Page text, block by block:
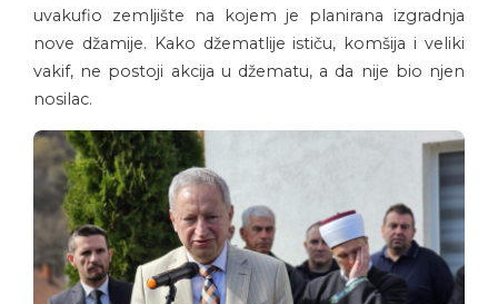
uvakufio zemljište na kojem je planirana izgradnja
nove džamije. Kako džematlije ističu, komšija i veliki
vakif, ne postoji akcija u džematu, a da nije bio njen
nosilac.